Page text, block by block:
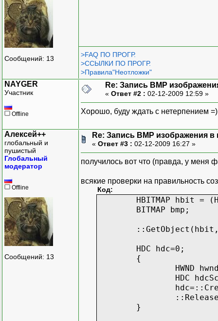
Сообщений: 13
>FAQ ПО ПРОГР.
>ССЫЛКИ ПО ПРОГР.
>Правила"Неотложки"
NAYGER
Участник
Offline
Re: Запись BMP
« Ответ #2 : 02-12-2009 12:59 »
Хорошо, буду ждать с нетерпением =)
Алексей++
глобальный и
пушистый
Глобальный
модератор
Offline
Сообщений: 13
Re: Запись BMP изображения в
« Ответ #3 : 02-12-2009 16:27 »
получилось вот что (правда, у меня
всякие проверки на правильность
Код:
HBITMAP hbit =
BITMAP bmp;
HDC hdc=0;
{
HWND
HDC
}